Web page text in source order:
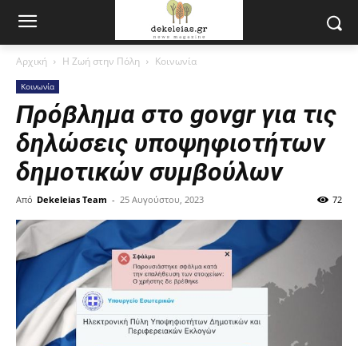
Αρχική Η Ζωή στην Πόλη Κοινωνία
Κοινωνία
Πρόβλημα στο govgr για τις
δηλώσεις υποψηφιοτήτων
δημοτικών συμβούλων
Από Dekeleias Team - 25 Αυγούστου, 2023 72